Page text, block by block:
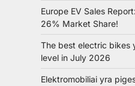
Europe EV Sales
26% Market Share!
The best electric bikes
level in July 2026
Elektromobiliai yra